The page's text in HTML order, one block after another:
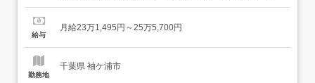
勤の可能性あり 【経験・資格】<応募要件>資格不問ブラン
231,495円 〜 255,700円<給与の備考>給与内訳 ・基本給
給与
月給23万1,495円～25万5,700円
勤務地
千葉県 袖ケ浦市